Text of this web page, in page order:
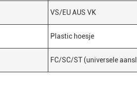
VS/EU AUS VK
Plastic hoesje
FC/SC/ST (universele